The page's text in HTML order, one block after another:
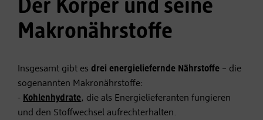
Der Körper und seine
Makronährstoffe
Insgesamt gibt es drei energieliefernde Nährstoffe – die
sogenannten Makronährstoffe:
- Kohlenhydrate, die als Energielieferanten fungieren
und den Stoffwechsel aufrechterhalten.